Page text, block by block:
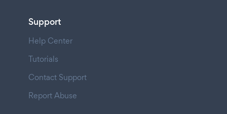
Support
Help Center
Tutorials
Contact Support
Report Abuse